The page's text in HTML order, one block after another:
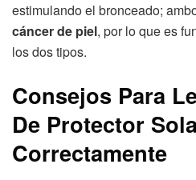
estimulando el bronceado;
cáncer de piel, por lo que es
los dos tipos.
Consejos Para
De Protector
Correctamente